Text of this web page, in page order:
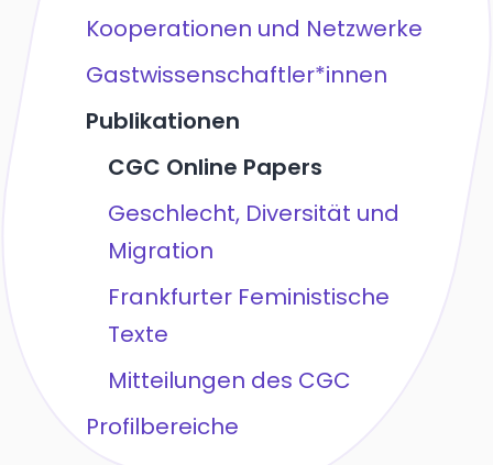
Kooperationen und Netzwerke
Gastwissenschaftler*innen
Publikationen
CGC Online Papers
Geschlecht, Diversität und
Migration
Frankfurter Feministische
Texte
Mitteilungen des CGC
Profilbereiche